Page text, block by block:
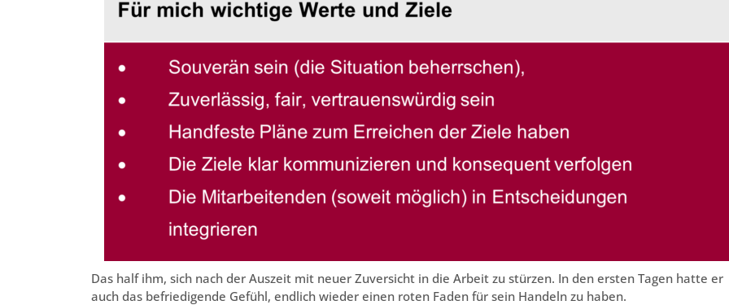
Das half ihm, sich nach der Auszeit mit neuer Zuversicht in die Arbeit zu stürzen. In den ersten Tagen hatte er
auch das befriedigende Gefühl, endlich wieder einen roten Faden für sein Handeln zu haben.